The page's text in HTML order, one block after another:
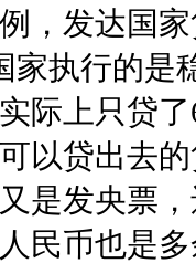
，发达国
家执行的
际上只贷
以贷出去
是发央票
民币也是